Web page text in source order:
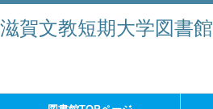
滋賀文教短期大学図書館